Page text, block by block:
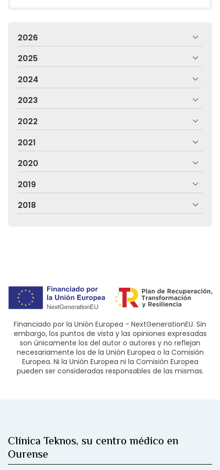
2026
2025
2024
2023
2022
2021
2020
2019
2018
Financiado por la Unión Europea - NextGenerationEU. Sin
embargo, los puntos de vista y las opiniones expresadas
son únicamente los del autor o autores y no reflejan
necesariamente los de la Unión Europea o la Comisión
Europea. Ni la Unión Europea ni la Comisión Europea
pueden ser consideradas responsables de las mismas.
Clínica Teknos, su centro médico en
Ourense